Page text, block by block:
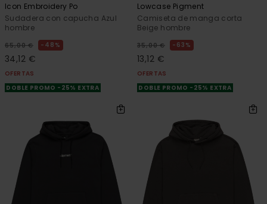
Icon Embroidery Po
Sudadera con capucha Azul
hombre
65,00 € 48%
34,12 €
OFERTAS
DOBLE PROMO -25% EXTRA
Lowcase Pigment
Camiseta de manga corta
Beige hombre
35,00 € 63%
13,12 €
OFERTAS
DOBLE PROMO -25% EXTRA